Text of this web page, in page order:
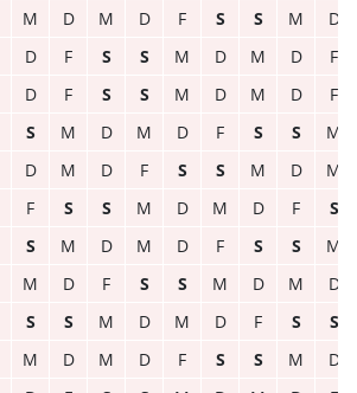
M D M D F S S M
D
D F S S M D M D
F
D F S S M D M D
F
S M D M D F S S
M
D M D F S S M D
M
F S S M D M D F
S
S M D M D F S S
M
M D F S S M D M
D
S S M D M D F S
S
M D M D F S S M
D